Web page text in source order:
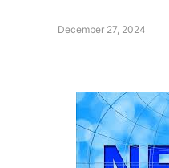
December 27, 2024